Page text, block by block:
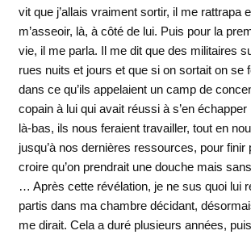
vit que j’allais vraiment sortir, il me rattrapa
m’asseoir, là, à côté de lui. Puis pour la
vie, il me parla. Il me dit que des militaires
rues nuits et jours et que si on sortait on se
dans ce qu’ils appelaient un camp de
copain à lui qui avait réussi à s’en
là-bas, ils nous feraient travailler, tout en
jusqu’à nos dernières ressources, pour finir
croire qu’on prendrait une douche mais
… Après cette révélation, je ne sus quoi lui
partis dans ma chambre décidant,
me dirait. Cela a duré plusieurs années,